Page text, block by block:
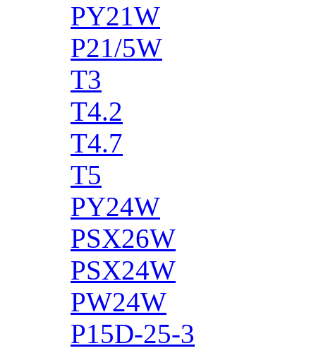
PY21W
P21/5W
T3
T4.2
T4.7
T5
PY24W
PSX26W
PSX24W
PW24W
P15D-25-3